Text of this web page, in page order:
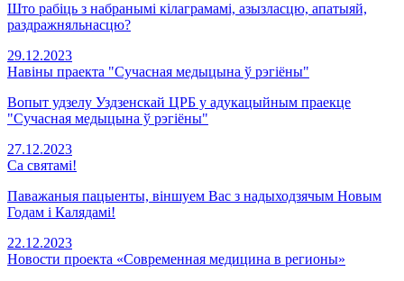
Што рабіць з набранымі кілаграмамі, азызласцю, апатыяй,
раздражняльнасцю?
29.12.2023
Навіны праекта "Сучасная медыцына ў рэгіёны"
Вопыт удзелу Уздзенскай ЦРБ у адукацыйным праекце
"Сучасная медыцына ў рэгіёны"
27.12.2023
Са святамі!
Паважаныя пацыенты, віншуем Вас з надыходзячым Новым
Годам і Калядамі!
22.12.2023
Новости проекта «Современная медицина в регионы»